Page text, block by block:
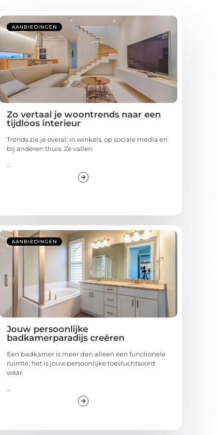
AANBIEDINGEN
Zo vertaal je woontrends naar een
tijdloos interieur
Trends zie je overal: in winkels, op sociale media en
bij anderen thuis. Ze vallen
...
AANBIEDINGEN
Jouw persoonlijke
badkamerparadijs creëren
Een badkamer is meer dan alleen een functionele
ruimte; het is jouw persoonlijke toevluchtsoord
waar
...